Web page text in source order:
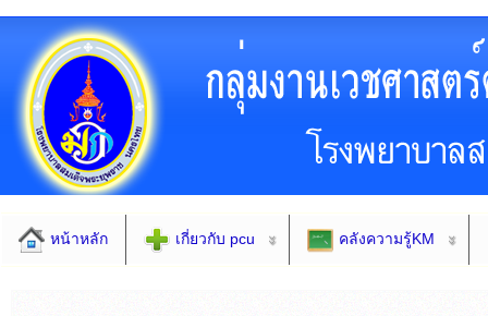
หน้าหลัก เกี่ยวกับ pcu คลังความรู้KM